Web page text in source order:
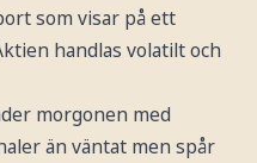
som visar på ett
handlas volatilt och
morgonen med
än väntat men spår